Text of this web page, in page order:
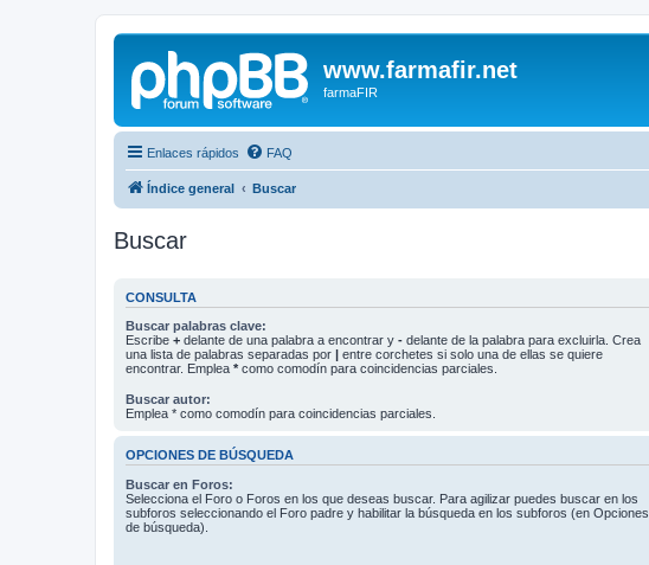
www.farmafir.net
farmaFIR
Enlaces rápidos FAQ
Índice general Buscar
Buscar
CONSULTA
Buscar palabras clave:
Escribe + delante de una palabra a encontrar y - delante de la palabra para excluirla. Crea
una lista de palabras separadas por | entre corchetes si solo una de ellas se quiere
encontrar. Emplea * como comodín para coincidencias parciales.
Buscar autor:
Emplea * como comodín para coincidencias parciales.
OPCIONES DE BÚSQUEDA
Buscar en Foros:
Selecciona el Foro o Foros en los que deseas buscar. Para agilizar puedes buscar en los
subforos seleccionando el Foro padre y habilitar la búsqueda en los subforos (en Opciones
de búsqueda).